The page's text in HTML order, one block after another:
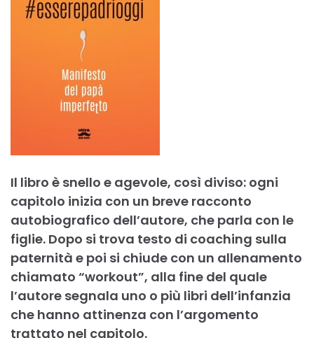
Il libro è snello e agevole, così diviso: ogni
capitolo inizia con un breve racconto
autobiografico dell’autore, che parla con le
figlie. Dopo si trova testo di coaching sulla
paternità e poi si chiude con un allenamento
chiamato “workout”, alla fine del quale
l’autore segnala uno o più libri dell’infanzia
che hanno attinenza con l’argomento
trattato nel capitolo.